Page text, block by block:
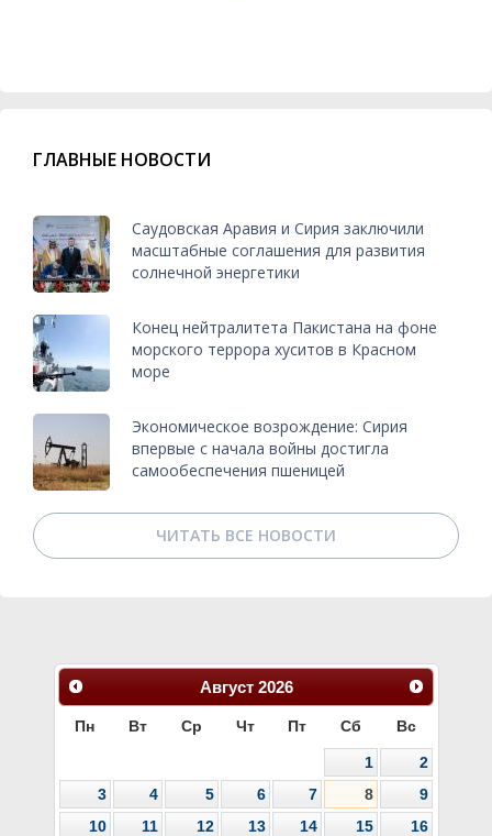
ГЛАВНЫЕ НОВОСТИ
Саудовская Аравия и Сирия заключили
масштабные соглашения для развития
солнечной энергетики
Конец нейтралитета Пакистана на фоне
морского террора хуситов в Красном
море
Экономическое возрождение: Сирия
впервые с начала войны достигла
самообеспечения пшеницей
ЧИТАТЬ ВСЕ НОВОСТИ
Август 2026
Пн Вт Ср Чт Пт Сб Вс
1
2
3
4 5 6 7 8
9
10
11 12 13 14 15
16